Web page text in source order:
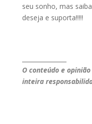
seu sonho, mas
deseja e suporta!!!!!
O conteúdo e
inteira